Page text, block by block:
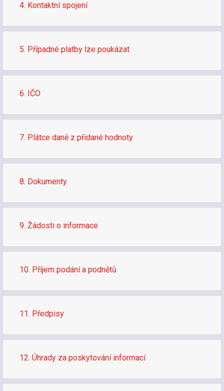
4. Kontaktní spojení
5. Případné platby lze poukázat
6. IČO
7. Plátce daně z přidané hodnoty
8. Dokumenty
9. Žádosti o informace
10. Příjem podání a podnětů
11. Předpisy
12. Úhrady za poskytování informací